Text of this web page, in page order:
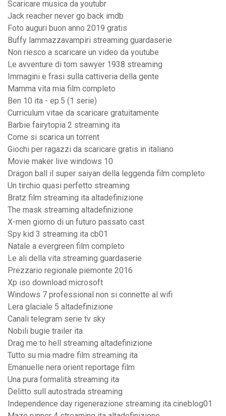
Scaricare musica da youtubr
Jack reacher never go back imdb
Foto auguri buon anno 2019 gratis
Buffy lammazzavampiri streaming guardaserie
Non riesco a scaricare un video da youtube
Le avventure di tom sawyer 1938 streaming
Immagini e frasi sulla cattiveria della gente
Mamma vita mia film completo
Ben 10 ita - ep.5 (1 serie)
Curriculum vitae da scaricare gratuitamente
Barbie fairytopia 2 streaming ita
Come si scarica un torrent
Giochi per ragazzi da scaricare gratis in italiano
Movie maker live windows 10
Dragon ball il super saiyan della leggenda film completo
Un tirchio quasi perfetto streaming
Bratz film streaming ita altadefinizione
The mask streaming altadefinizione
X-men giorno di un futuro passato cast
Spy kid 3 streaming ita cb01
Natale a evergreen film completo
Le ali della vita streaming guardaserie
Prezzario regionale piemonte 2016
Xp iso download microsoft
Windows 7 professional non si connette al wifi
Lera glaciale 5 altadefinizione
Canali telegram serie tv sky
Nobili bugie trailer ita
Drag me to hell streaming altadefinizione
Tutto su mia madre film streaming ita
Emanuelle nera orient reportage film
Una pura formalità streaming ita
Delitto sull autostrada streaming
Independence day rigenerazione streaming ita cineblog01